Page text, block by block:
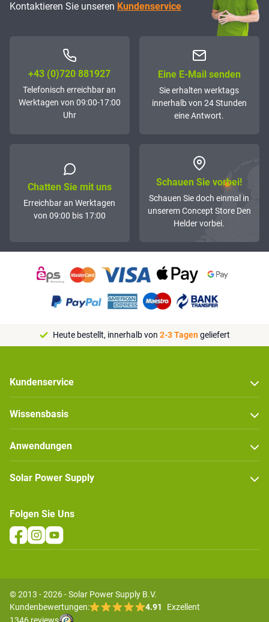
Kontaktieren Sie unseren Kundenservice
+43 (0)72­0 881927
Telefonisch erreichbar an
Werktagen von 09:00-17:00
Uhr
Eine E-Mail senden
Sie erhalten werktags
innerhalb von 24 Stunden
eine Antwort.
Chatten Sie mit uns
Erreichbar an Werktagen
von 09:00 bis 17:00
Schauen Sie vorbei!
Schauen Sie doch einmal in
unserem Concept Store Den
Helder vorbei.
Heute bestellt, innerhalb von 2-3 Tagengeliefert
Kundenservice
Wissensbasis
Anwendungen
Solar Power Supply
Folgen Sie Uns
© 2013 - 2026 - Solar Power Supply B.V.
Kundenbewertungen:
4.91
Exzellent